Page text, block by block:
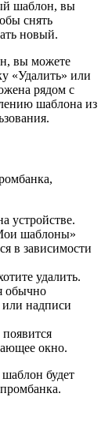
шаблон, вы
снять
новый.
вы можете
«Удалить» или
рядом с
шаблона из
устройстве.
шаблоны»
в зависимости
удалить.
обычно
или надписи
окно.
будет